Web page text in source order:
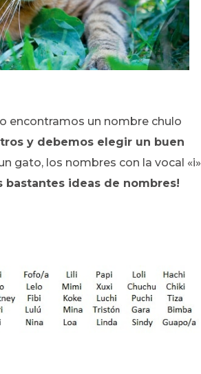
encontramos un nombre chulo
y debemos elegir un buen
gato, los nombres con la vocal «i»
bastantes ideas de nombres!